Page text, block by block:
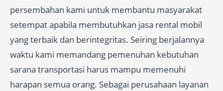
persembahan kami untuk membantu masyarakat
setempat apabila membutuhkan jasa rental mobil
yang terbaik dan berintegritas. Seiring berjalannya
waktu kami memandang pemenuhan kebutuhan
sarana transportasi harus mampu memenuhi
harapan semua orang. Sebagai perusahaan layanan